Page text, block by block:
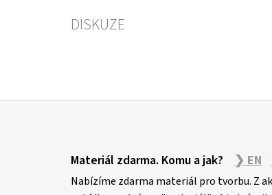
DISKUZE
Materiál zdarma. Komu a jak? ❯ EN
Nabízíme zdarma materiál pro tvorbu. Z